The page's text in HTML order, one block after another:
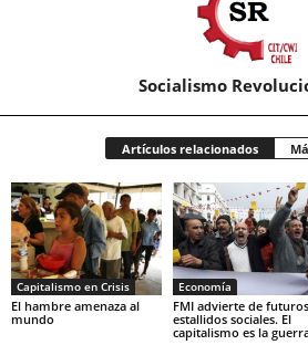
Socialismo
Artículos relacionados
Capitalismo en Crisis
El hambre amenaza al
mundo
Economía
FMI advierte de futuros
estallidos sociales. El
capitalismo es la